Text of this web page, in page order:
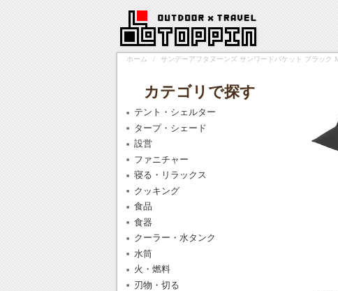
ホーム / サンデーアフタヌーンズ サンワードバケット ブラック
カテゴリで探す
テント・シェルター
タープ・シェード
設営
ファニチャー
寝る・リラックス
クッキング
食品
食器
クーラー・水タンク
水筒
火・燃料
刃物・切る